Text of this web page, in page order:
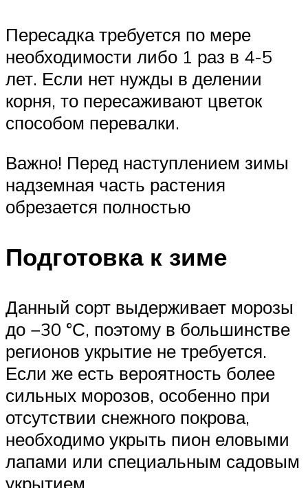
Пересадка требуется по мере
необходимости либо 1 раз в 4-5
лет. Если нет нужды в делении
корня, то пересаживают цветок
способом перевалки.
Важно! Перед наступлением зимы
надземная часть растения
обрезается полностью
Подготовка к зиме
Данный сорт выдерживает морозы
до −30 °С, поэтому в большинстве
регионов укрытие не требуется.
Если же есть вероятность более
сильных морозов, особенно при
отсутствии снежного покрова,
необходимо укрыть пион еловыми
лапами или специальным садовым
укрытием.